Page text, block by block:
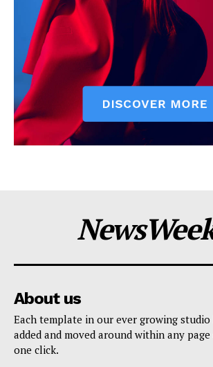
About us
Each template in our ever growing studio
added and moved around within any
one click.